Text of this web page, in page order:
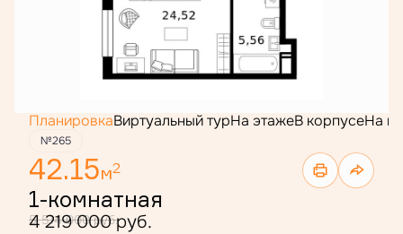
ПланировкаВиртуальный турНа этажеВ корпусеНа
№265
42.15м2
1-комнатная
5 514 000 руб.
4 219 000 руб.